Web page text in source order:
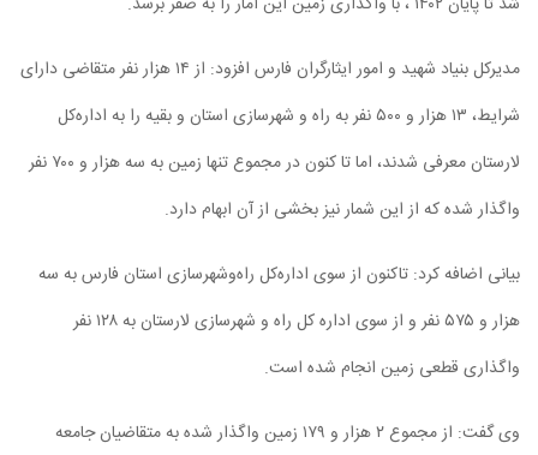
مدیرکل بنیاد شهید و امور ایثارگران فارس افزود: از ۱۴ هزار نفر متقاضی دارای
شرایط، ۱۳ هزار و ۵۰۰ نفر به راه و شهرسازی استان و بقیه را به اداره‌کل
لارستان معرفی شدند، اما تا کنون در مجموع تنها زمین به سه هزار و ۷۰۰ نفر
واگذار شده که از این شمار نیز بخشی از آن ابهام دارد.
بیانی اضافه کرد: تاکنون از سوی اداره‌کل راه‌وشهرسازی استان فارس به سه
هزار و ۵۷۵ نفر و از سوی اداره کل راه و شهرسازی لارستان به ۱۲۸ نفر
واگذاری قطعی زمین انجام شده است.
وی گفت: از مجموع ۲ هزار و ۱۷۹ زمین واگذار شده به متقاضیان جامعه